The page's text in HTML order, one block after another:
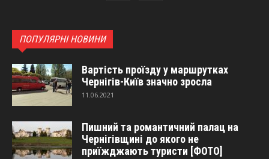
ПОПУЛЯРНІ НОВИНИ
Вартість проїзду у маршрутках
Чернігів-Київ значно зросла
11.06.2021
Пишний та романтичний палац на
Чернігівщині до якого не
приїжджають туристи [ФОТО]